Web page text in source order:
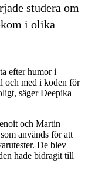
studera om
i olika
efter humor i
och med i koden för
säger Deepika
och Martin
används för att
De blev
hade bidragit till